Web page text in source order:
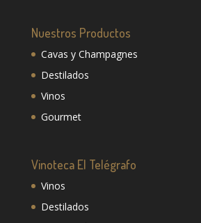
Nuestros Productos
Cavas y Champagnes
Destilados
Vinos
Gourmet
Vinoteca El Telégrafo
Vinos
Destilados